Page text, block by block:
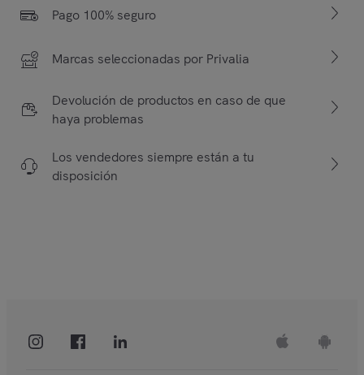
Pago 100% seguro
Marcas seleccionadas por Privalia
Devolución de productos en caso de que
haya problemas
Los vendedores siempre están a tu
disposición